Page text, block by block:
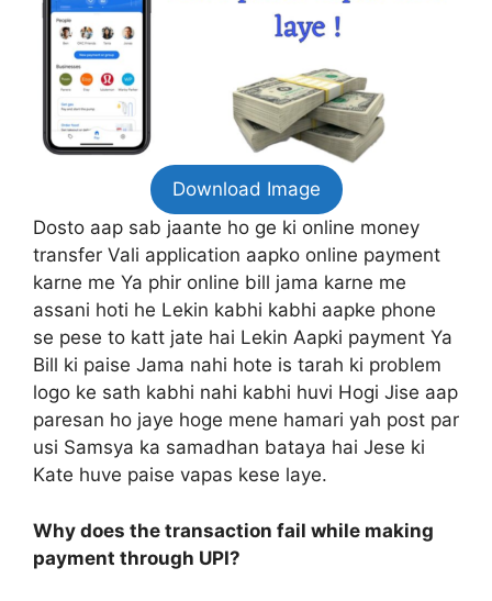
Download Image
Dosto aap sab jaante ho ge ki online money
transfer Vali application aapko online payment
karne me Ya phir online bill jama karne me
assani hoti he Lekin kabhi kabhi aapke phone
se pese to katt jate hai Lekin Aapki payment Ya
Bill ki paise Jama nahi hote is tarah ki problem
logo ke sath kabhi nahi kabhi huvi Hogi Jise aap
paresan ho jaye hoge mene hamari yah post par
usi Samsya ka samadhan bataya hai Jese ki
Kate huve paise vapas kese laye.
Why does the transaction fail while making
payment through UPI?